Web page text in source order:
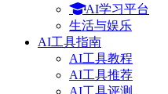
AI学习平台
生活与娱乐
AI工具指南
AI工具教程
AI工具推荐
AI工具评测